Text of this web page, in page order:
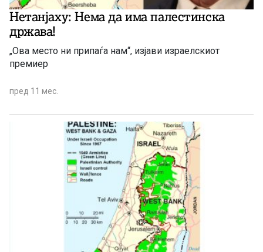
Нетанјаху: Нема да има палестинска
држава!
„Ова место ни припаѓа нам“, изјави израелскиот
премиер
пред 11 мес.